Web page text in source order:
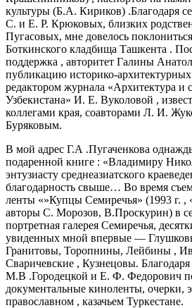
культуры (Б.А. Кириков) .Благодаря
С. и Е. Р. Крюковых, близких
Пугасовых, мне довелось
Боткинского кладбища Ташкента .
поддержка , авторитет Галины
публикацию историко-
редактором журнала «Архитектура и
Узбекистана» И. Е. Вуколовой ,
коллегами края, соавторами Л. И.
Буряковым.
В мой адрес Г.А .Пугаченкова
подаренной книге : «Владимиру
энтузиасту среднеазиатского
благодарность свыше… Во время
ленты «»Купцы Семиречья» (1993 г. ,
авторы С. Морозов, В.Проскурин) в
портретная галерея Семиречья,
увиденных мной впервые —
Гранитовы, Торопнины, Лейбины ,
Сваричевские , Кузнецовы.
М.В .Городецкой и Е. Ф. Федорович
документальные киноленты, очерки,
православном , казачьем Туркестане.